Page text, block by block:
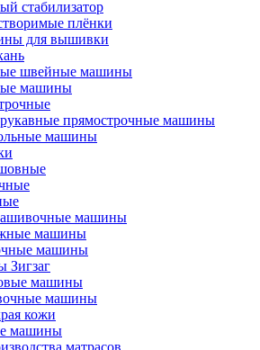
стабилизатор
плёнки
для вышивки
швейные машины
машины
прямострочные машины
машины
машины
машины
машины
машины
машины
кожи
машины
матрасов